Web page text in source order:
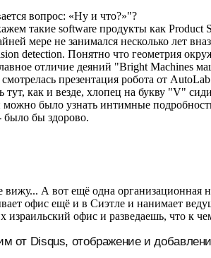
от Disqus, отображение и